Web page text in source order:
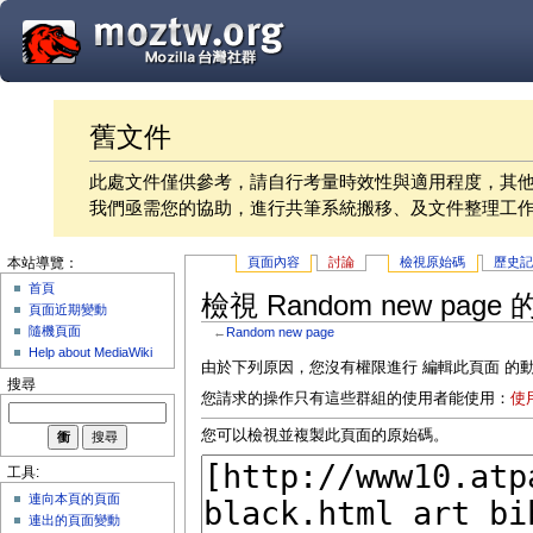
舊文件
此處文件僅供參考，請自行考量時效性與適用程度，其
我們亟需您的協助，進行共筆系統搬移、及文件整理工
頁面內容 討論 檢視原始碼 歷史
檢視 Random new page
← Random new page
由於下列原因，您沒有權限進行 編輯此頁面 的
您請求的操作只有這些群組的使用者能使用： 使
您可以檢視並複製此頁面的原始碼。
本站導覽：
首頁
頁面近期變動
隨機頁面
Help about MediaWiki
搜尋
工具:
連向本頁的頁面
連出的頁面變動